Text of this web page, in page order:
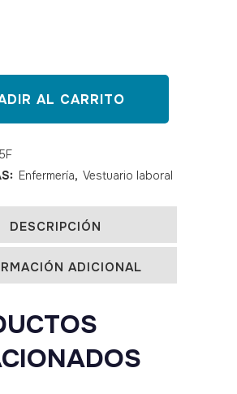
AL CARRITO
Enfermería, Vestuario laboral
DESCRIPCIÓN
ADICIONAL